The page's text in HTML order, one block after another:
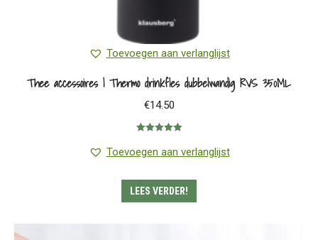
Toevoegen aan verlanglijst
Thee accessoires | Thermo drinkfles dubbelwandig RVS 350ML
€14.50
5.00 uit 5
Toevoegen aan verlanglijst
LEES VERDER!